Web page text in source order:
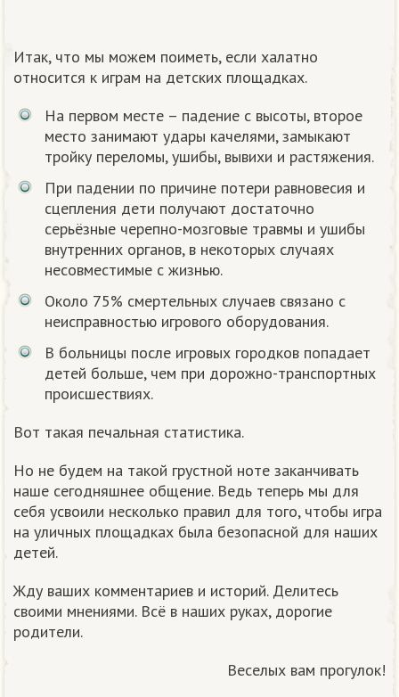
Итак, что мы можем поиметь, если халатно
относится к играм на детских площадках.
На первом месте – падение с высоты, второе
место занимают удары качелями, замыкают
тройку переломы, ушибы, вывихи и растяжения.
При падении по причине потери равновесия и
сцепления дети получают достаточно
серьёзные черепно-мозговые травмы и ушибы
внутренних органов, в некоторых случаях
несовместимые с жизнью.
Около 75% смертельных случаев связано с
неисправностью игрового оборудования.
В больницы после игровых городков попадает
детей больше, чем при дорожно-транспортных
происшествиях.
Вот такая печальная статистика.
Но не будем на такой грустной ноте заканчивать
наше сегодняшнее общение. Ведь теперь мы для
себя усвоили несколько правил для того, чтобы игра
на уличных площадках была безопасной для наших
детей.
Жду ваших комментариев и историй. Делитесь
своими мнениями. Всё в наших руках, дорогие
родители.
Веселых вам прогулок!